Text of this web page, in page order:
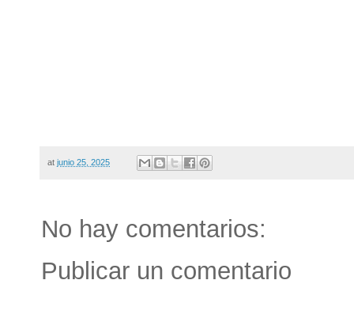
at junio 25, 2025
No hay comentarios:
Publicar un comentario